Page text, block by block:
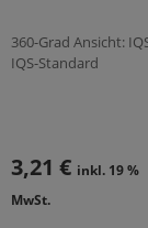
360-Grad Ansicht:
IQS-Standard
3,21 € inkl. 19 %
MwSt.